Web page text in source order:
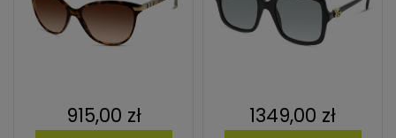
915,00 zł 1349,00 zł